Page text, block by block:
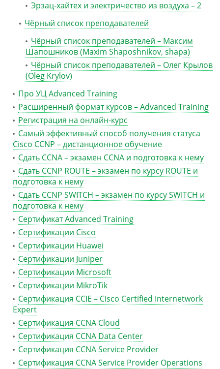
Эрзац-хайтех и электричество из воздуха – 2
Чёрный список преподавателей
Чёрный список преподавателей – Максим
Шапошников (Maxim Shaposhnikov, shapa)
Чёрный список преподавателей – Олег Крылов
(Oleg Krylov)
Про УЦ Advanced Training
Расширенный формат курсов – Advanced Training
Регистрация на онлайн-курс
Самый эффективный способ получения статуса
Cisco CCNP – дистанционное обучение
Сдать CCNA – экзамен CCNA и подготовка к нему
Сдать CCNP ROUTE – экзамен по курсу ROUTE и
подготовка к нему
Сдать CCNP SWITCH – экзамен по курсу SWITCH и
подготовка к нему
Сертификат Advanced Training
Сертификации Cisco
Сертификации Huawei
Сертификации Juniper
Сертификации Microsoft
Сертификации MikroTik
Сертификация CCIE – Cisco Certified Internetwork
Expert
Сертификация CCNA Cloud
Сертификация CCNA Data Center
Сертификация CCNA Service Provider
Сертификация CCNA Service Provider Operations